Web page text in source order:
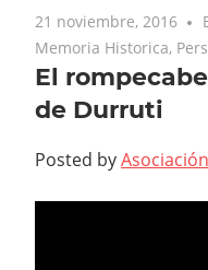
21 noviembre, 2016
Memoria Historica,
El
de Durruti
Posted by